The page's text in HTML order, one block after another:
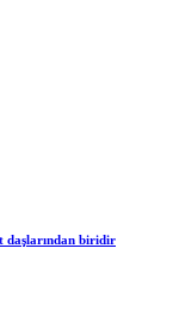
daşlarından biridir